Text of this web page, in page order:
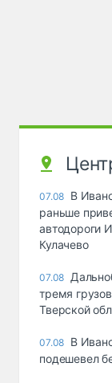
07.08 В
раньше
автодороги
Кулачево
07.08
тремя
Тверской
07.08 В
подешевел